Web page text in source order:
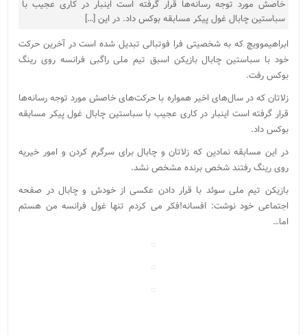
خاصش مورد توجه رسانه‌ها قرار گرفته است اینبار در کاری عجیب با
سباستین چابال غول پیکر مسابقه بوکس داد. در این […]
ابراهیموویچ که به شخصیتی فرا فوتبالی تبدیل شده است در آخرین حرکت
خود با سباستین چابال بازیکن اسبق تیم ملی راگبی فرانسه روی رینگ
بوکس رفت.
زلاتان که در سال‌های اخیر همواره با حرکت‌های خاصش مورد توجه رسانه‌ها
قرار گرفته است اینبار در کاری عجیب با سباستین چابال غول پیکر مسابقه
بوکس داد.
در این مسابقه نمادین که زلاتان و چابال برای سرگرم کردن و امور خیریه
روی رینگ رفتند شخص برنده مشخص نشد.
بازیکن تیم ملی سوئد با قرار دادن عکسی از خودش و چابال در صفحه
اجتماعی خود نوشت: افسانه!فکر می کردم تنها غول فرانسه من هستم
اما…